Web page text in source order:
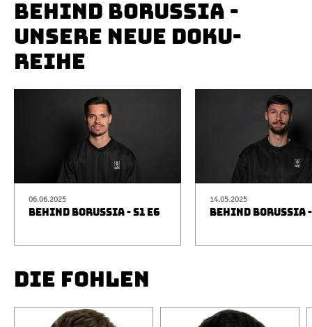
BEHIND BORUSSIA -
UNSERE NEUE DOKU-
REIHE
06.06.2025
BEHIND BORUSSIA - S1 E6
14.05.2025
BEHIND BORUSSIA
DIE FOHLEN